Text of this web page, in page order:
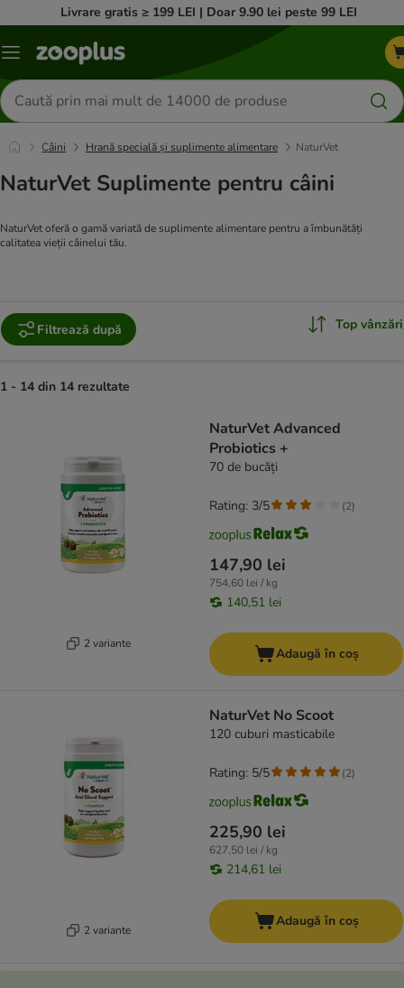
Livrare gratis ≥ 199 LEI | Doar 9.90 lei peste 99 LEI
Categorii
Căutare
produse
Câini Hrană specială și suplimente alimentare NaturVet
NaturVet Suplimente pentru câini
NaturVet oferă o gamă variată de suplimente alimentare pentru a îmbunătăți
calitatea vieții câinelui tău.
Filtrează după Top vânzări
1 - 14 din 14 rezultate
2 variante
NaturVet Advanced
Probiotics +
70 de bucăți
147,90 lei
754,60 lei / kg
140,51 lei
Rating: 3/5 (2)
Adaugă în coș
2 variante
NaturVet No Scoot
120 cuburi masticabile
225,90 lei
627,50 lei / kg
214,61 lei
Rating: 5/5 (2)
Adaugă în coș